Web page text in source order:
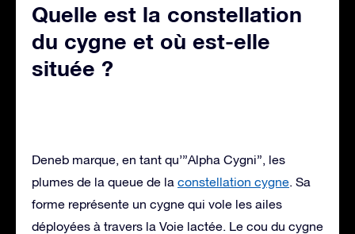
Quelle est la constellation
du cygne et où est-elle
située ?
Deneb marque, en tant qu’”Alpha Cygni”, les
plumes de la queue de la constellation cygne. Sa
forme représente un cygne qui vole les ailes
déployées à travers la Voie lactée. Le cou du cygne